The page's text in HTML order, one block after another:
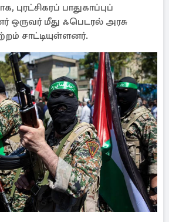
பாதுகாப்புப்
ஒருவர் மீது ஃபெடரல் அரசு
சாட்டியுள்ளனர்.